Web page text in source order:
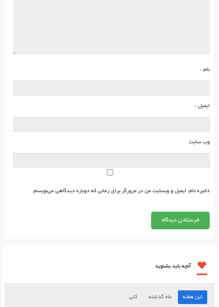
نام *
ایمیل *
وب‌ سایت
ذخیره نام، ایمیل و وبسایت من در مرورگر برای زمانی که دوباره دیدگاهی می‌نویسم.
آنچه باید بشنوید
این هفته ماه گذشته کلی